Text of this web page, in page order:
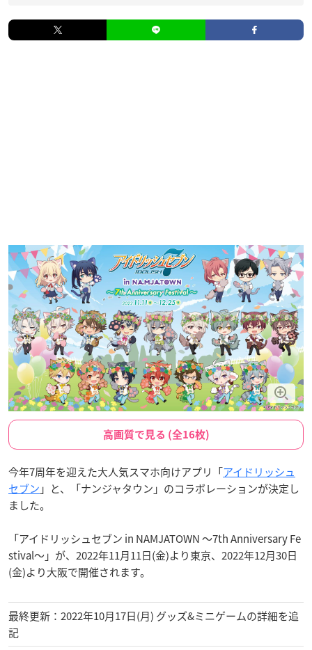
高画質で見る (全16枚)
今年7周年を迎えた大人気スマホ向けアプリ「アイドリッシュ
セブン 」と、「ナンジャタウン」のコラボレーションが決定し
ました。
「アイドリッシュセブン in NAMJATOWN ～7th Anniversary Fe
stival～」が、2022年11月11日(金)より東京、2022年12月30日
(金)より大阪で開催されます。
最終更新：2022年10月17日(月) グッズ&ミニゲームの詳細を追
記